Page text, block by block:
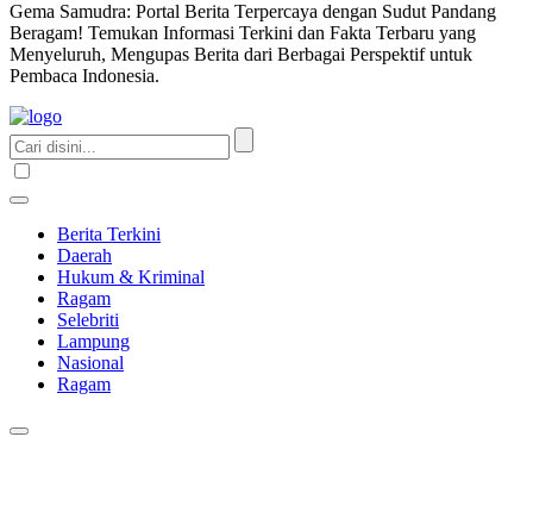
Gema Samudra: Portal Berita Terpercaya dengan Sudut Pandang
Beragam! Temukan Informasi Terkini dan Fakta Terbaru yang
Menyeluruh, Mengupas Berita dari Berbagai Perspektif untuk
Pembaca Indonesia.
Berita Terkini
Daerah
Hukum & Kriminal
Ragam
Selebriti
Lampung
Nasional
Ragam